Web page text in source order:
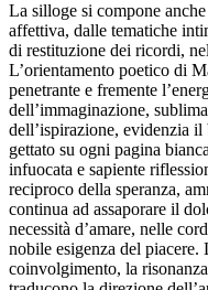
La silloge si compone
affettiva, dalle tematiche
di restituzione dei ricordi,
L’orientamento poetico di
penetrante e fremente
dell’immaginazione,
dell’ispirazione, evidenzia
gettato su ogni pagina
infuocata e sapiente
reciproco della speranza,
continua ad assaporare il
necessità d’amare, nelle
nobile esigenza del piacere.
coinvolgimento, la